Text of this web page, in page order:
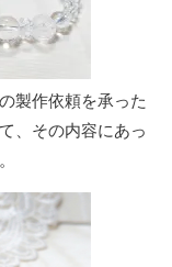
製作依頼を承った
、その内容にあっ